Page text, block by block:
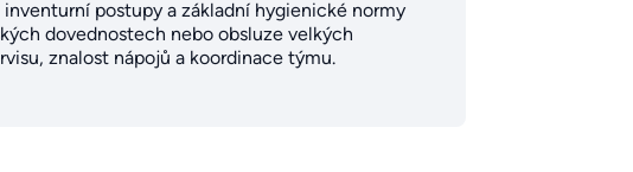
postupy a základní hygienické normy
dovednostech nebo obsluze velkých
znalost nápojů a koordinace týmu.